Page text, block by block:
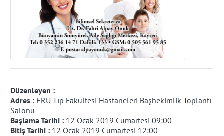
Düzenleyen :
Adres : ERÜ Tıp Fakültesi Hastaneleri Başhekimlik Toplantı
Salonu
Başlama Tarihi : 12 Ocak 2019 Cumartesi 09:00
Bitiş Tarihi : 12 Ocak 2019 Cumartesi 12:00